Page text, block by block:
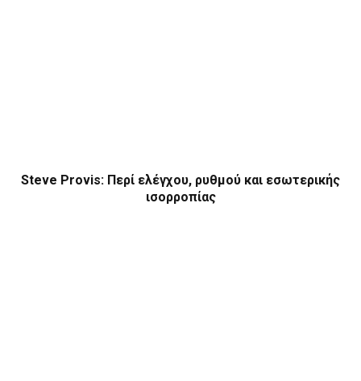
Steve Provis: Περί ελέγχου, ρυθμού και εσωτερικής
ισορροπίας